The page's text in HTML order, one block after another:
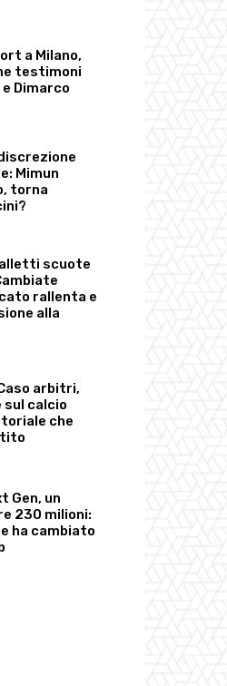
a Milano,
testimoni
Dimarco
Mimun
torna
scuote
rallenta e
alla
arbitri,
sul calcio
che
Gen, un
230 milioni:
ha cambiato